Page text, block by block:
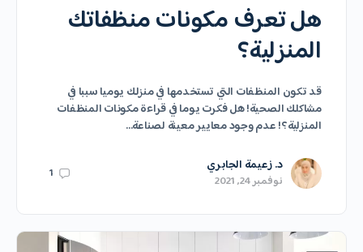
هل تعرف مكونات منظفاتك
المنزلية؟
قد تكون المنظفات التي تستخدمها في منزلك يوميا سببا في
مشاكلك الصحية! هل فكرت يوما في قراءة مكونات المنظفات
المنزلية؟! عدم وجود معايير معينة لصناعة…
د. زعيمة الجابري
نوفمبر 24, 2021 1